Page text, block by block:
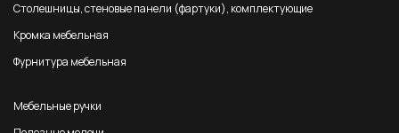
Столешницы, стеновые панели (фартуки), комплектующие
Кромка мебельная
Фурнитура мебельная
Мебельные ручки